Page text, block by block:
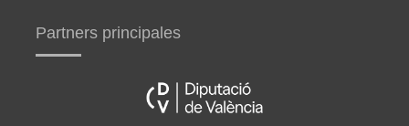
Partners principales